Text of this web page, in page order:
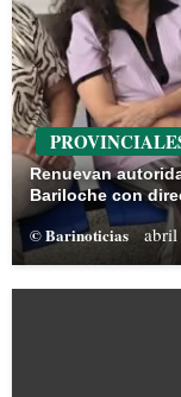
Renuevan
Bariloche con
© Barinoticias abril